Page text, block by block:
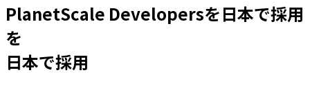
PlanetScale Developersを日本で採用
を
日本で採用